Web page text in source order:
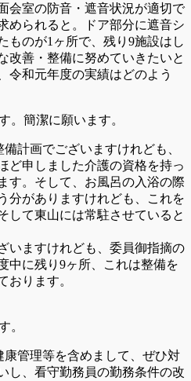
会室の防音・遮音状況が適切で
められると。ドア部分に遮音シ
ものが1ヶ所で、残り9施設はし
改善・整備に努めていきたいと
令和元年度の実績はどのよう
簡潔に願います。
画でございますけれども、
ど申しました介護の資格を持っ
す。そして、お風呂の入浴の際
分がありますけれども、これを
して東山には常駐させていると
いますけれども、委員御指摘の
中に残り9ヶ所、これは整備を
おります。
。
管理等を含めまして、ぜひ対
し、看守勤務員の勤務条件の改